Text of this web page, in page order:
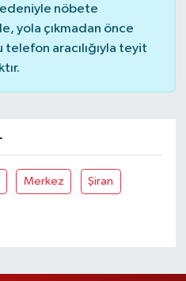
nöbete
yola çıkmadan önce
aracılığıyla teyit
Merkez Şiran